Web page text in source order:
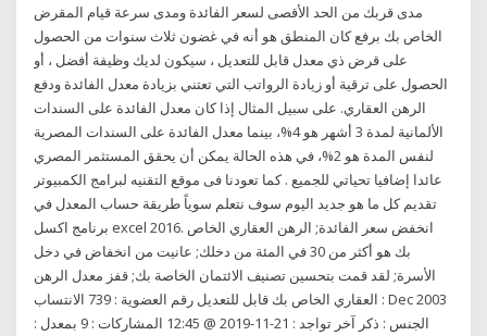
مدى قربك من الحد الأقصى لسعر الفائدة ومدى سرعة قيام المقرض
الخاص بك برفع كان المنطق هو أنه في غضون ثلاث سنوات من الحصول
على قرض ذي معدل قابل للتعديل ، سيكون لديك وظيفة أفضل ، أو
الحصول على ترقية أو زيادة الرواتب التي تعتني بزيادة معدل الفائدة ودفع
الرهن العقاري. على سبيل المثال إذا كان معدل الفائدة على السندات
الألمانية لمدة 3 أشهر هو 4%، بينما معدل الفائدة على السندات المصرية
لنفس المدة هو 2%، في هذه الحالة يمكن أن يحقق المستثمر المصري
عائدا إضافيا تحياتي للجميع . كما تعودنا فى موقع التقنيه لبرامج الكمبيوتر
تقديم كل ما هو جديد اليوم سوف نتعلم سوياً طريقة حساب المعدل في
برنامج اكسل excel 2016. انخفض سعر الفائدة; الرهن العقاري الخاص
بك هو أكثر من 30 في المئة من دخلك; عانيت من انخفاض في دخل
الأسرة; لقد قمت بتحسين تصنيف الائتمان الخاصة بك; قفز معدل الرهن
العقاري الخاص بك قابل للتعديل رقم العضوية : 739 الانتساب : Dec 2003
الجنس : ذكر آخر تواجد : 21-11-2019 @ 12:45 المشاركات : 9 بمعدل :